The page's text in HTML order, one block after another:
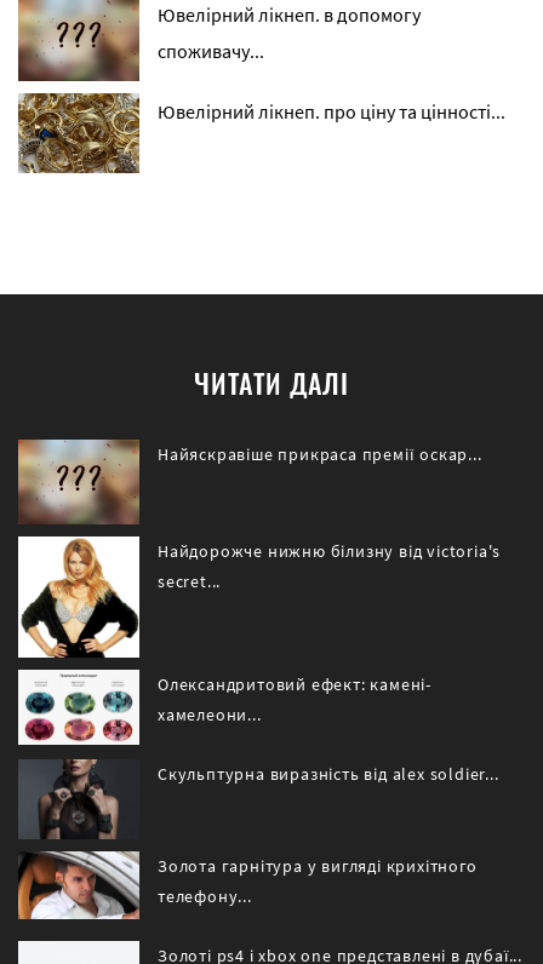
Ювелірний лікнеп. в допомогу
споживачу...
Ювелірний лікнеп. про ціну та цінності...
ЧИТАТИ ДАЛІ
Найяскравіше прикраса премії оскар...
Найдорожче нижню білизну від victoria's
secret...
Олександритовий ефект: камені-
хамелеони...
Скульптурна виразність від alex soldier...
Золота гарнітура у вигляді крихітного
телефону...
Золоті ps4 і xbox one представлені в дубаї...